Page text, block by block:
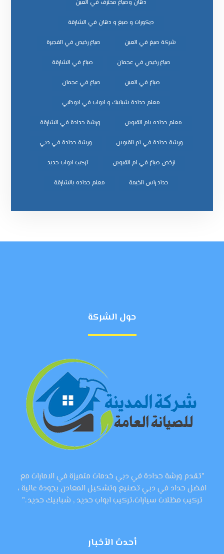
دهان وصباغ محترف في العين
ديكورات و صبغ و دهان في الشارقة
شركة صبغ في العين صباغ رخيص في الفجيرة
صباغ رخيص في عجمان صباغ في الشارقة
صباغ في العين صباغ في عجمان
معلم حدادة شبابيك و ابواب في ابوظبي
معلم حداده بام القيوين ورشة حدادة في الشارقة
ورشة حدادة في ام القيوين ورشة حدادة في دبي
ﺗﺮﻛﻴﺐ اﺑﻮاب ﺣﺪﻳﺪ
ﺣﺪاد راس اﻟﺨﻴﻤﺔ ﻣﻌﻠﻢ ﺣﺪاده ﺑﺎﻟﺸﺎرﻗﺔ
حول الشركة
"تقدم ورشة حدادة في دبي خدمات متميزة في الامارات مع
افضل حداد في دبي تصنيع وتشكيل المعادن بجودة عالية ،
تركيب مظلات سيارات،تركيب ابواب حديد , شبابيك حديد ."
أحدث الأخبار